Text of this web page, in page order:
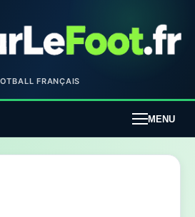
FRANÇAIS
MENU